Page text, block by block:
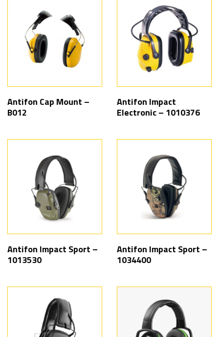
Antifon Cap Mount –
B012
Antifon Impact
Electronic – 1010376
Antifon Impact Sport –
1013530
Antifon Impact Sport –
1034400